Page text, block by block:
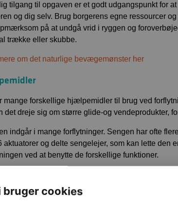
tilgang til opgaven er et godt udgangspunkt for
og dig selv. Brug borgerens egne ressourcer
på at undgå vrid i ryggen og
trække eller skubbe.
om det naturlige bevægemønster her
mange forskellige hjælpemidler til brug ved
det dreje sig om større glide-og vendeprodukter,
indgår i mange forflytninger. Sengen har ofte
aktuatorer og delte sengelejer, som kan lette den
ved at benytte de forskellige funktioner.
film om risikable situationer
bruger cookies